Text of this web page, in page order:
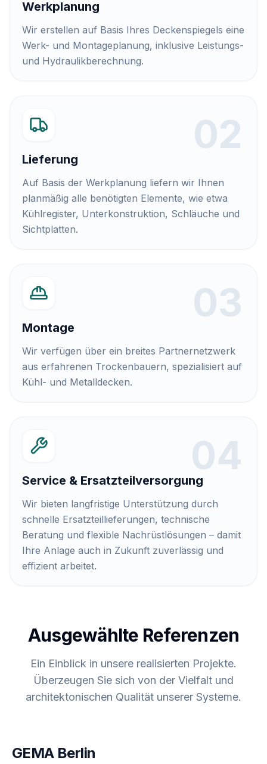
Werkplanung
Wir erstellen auf Basis Ihres Deckenspiegels eine
Werk- und Montageplanung, inklusive Leistungs-
und Hydraulikberechnung.
02
Lieferung
Auf Basis der Werkplanung liefern wir Ihnen
planmäßig alle benötigten Elemente, wie etwa
Kühlregister, Unterkonstruktion, Schläuche und
Sichtplatten.
03
Montage
Wir verfügen über ein breites Partnernetzwerk
aus erfahrenen Trockenbauern, spezialisiert auf
Kühl- und Metalldecken.
04
Service & Ersatzteilversorgung
Wir bieten langfristige Unterstützung durch
schnelle Ersatzteillieferungen, technische
Beratung und flexible Nachrüstlösungen – damit
Ihre Anlage auch in Zukunft zuverlässig und
effizient arbeitet.
Ausgewählte Referenzen
Ein Einblick in unsere realisierten Projekte.
Überzeugen Sie sich von der Vielfalt und
architektonischen Qualität unserer Systeme.
GEMA Berlin